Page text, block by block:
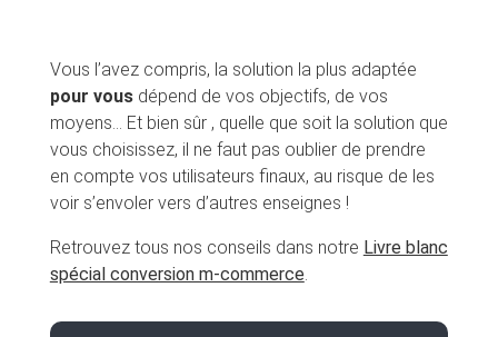
Vous l’avez compris, la solution la plus adaptée
pour vousdépend de vos objectifs, de vos
moyens… Et bien sûr , quelle que soit la solution que
vous choisissez, il ne faut pas oublier de prendre
en compte vos utilisateurs finaux, au risque de les
voir s’envoler vers d’autres enseignes !
Retrouvez tous nos conseils dans notre Livre blanc
spécial conversion m-commerce.